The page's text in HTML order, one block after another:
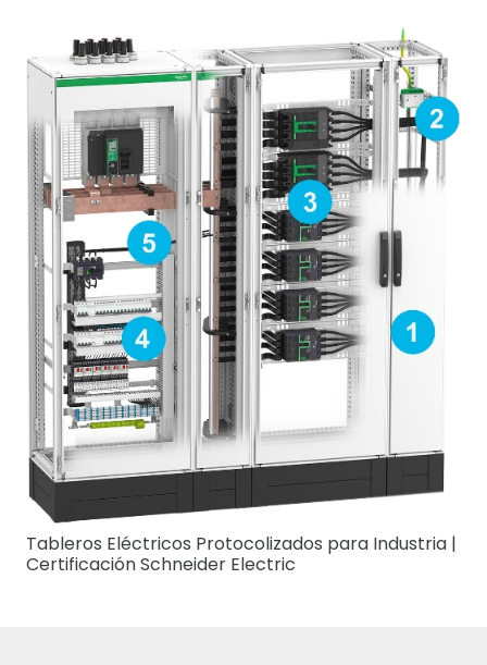
Tableros Eléctricos Protocolizados para Industria |
Certificación Schneider Electric